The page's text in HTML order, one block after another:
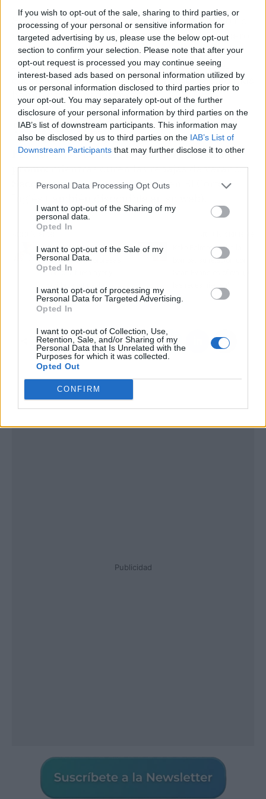
If you wish to opt-out of the sale, sharing to third parties, or
processing of your personal or sensitive information for
targeted advertising by us, please use the below opt-out
section to confirm your selection. Please note that after your
opt-out request is processed you may continue seeing
interest-based ads based on personal information utilized by
us or personal information disclosed to third parties prior to
your opt-out. You may separately opt-out of the further
disclosure of your personal information by third parties on the
IAB’s list of downstream participants. This information may
also be disclosed by us to third parties on the IAB’s List of
Downstream Participants that may further disclose it to other
Personal Data Processing Opt Outs
I want to opt-out of the Sharing of my
personal data.
Opted In
I want to opt-out of the Sale of my
Personal Data.
Opted In
I want to opt-out of processing my
Personal Data for Targeted Advertising.
Opted In
I want to opt-out of Collection, Use,
Retention, Sale, and/or Sharing of my
Personal Data that Is Unrelated with the
Purposes for which it was collected.
Opted Out
CONFIRM
Si dudas, piensa que la diferencia de precio no
es enorme si esperas una segunda rebaja, pero
el riesgo de quedarte sin tu número es real.
Personalmente, creo que merece la pena el
chollo ahora mismo. Te garantizas el zapato más
bonito y versátil del verano.
🛒 Directo al grano
Precio:47,96 € (antes 59,95 €).Fecha de la
promo:mientras duren las rebajas de verano.
Sección:moda mujer / calzado en El Corte
Artículo anterior
Por qué tu memoria
recuerda las sorpresas
como si fuera ayer y
explicación científica
Keke Palmer suelta la
bomba: su relación con
Publicidad